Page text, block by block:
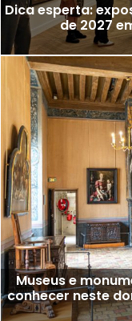
Dica esperta:
de 2027
Museus e
conhecer neste